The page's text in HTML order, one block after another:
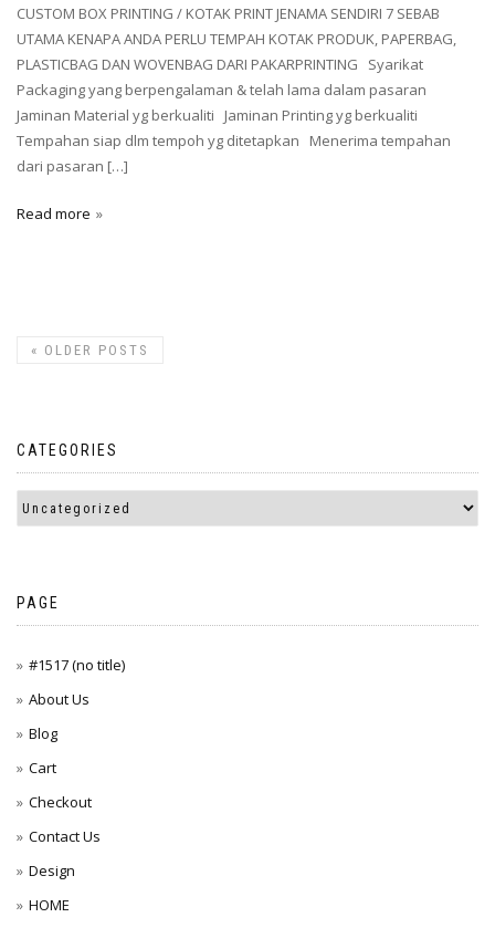
CUSTOM BOX PRINTING / KOTAK PRINT JENAMA SENDIRI 7 SEBAB
UTAMA KENAPA ANDA PERLU TEMPAH KOTAK PRODUK, PAPERBAG,
PLASTICBAG DAN WOVENBAG DARI PAKARPRINTING Syarikat
Packaging yang berpengalaman & telah lama dalam pasaran
Jaminan Material yg berkualiti Jaminan Printing yg berkualiti
Tempahan siap dlm tempoh yg ditetapkan Menerima tempahan
dari pasaran […]
Read more
« OLDER POSTS
CATEGORIES
PAGE
#1517 (no title)
About Us
Blog
Cart
Checkout
Contact Us
Design
HOME